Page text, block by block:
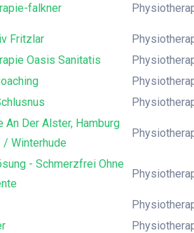
falkner
Fritzlar
Oasis Sanitatis
An Der Alster, Hamburg
/ Winterhude
- Schmerzfrei Ohne